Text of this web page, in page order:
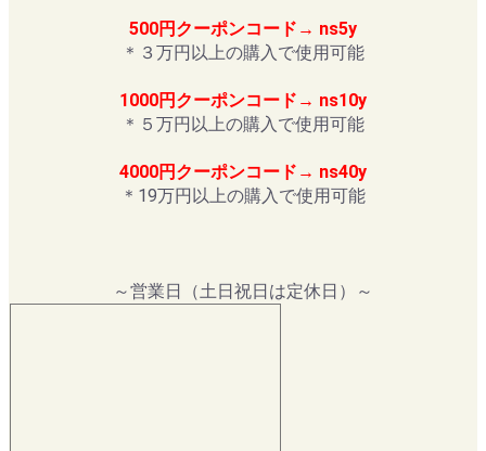
500円クーポンコード→ ns5y
＊３万円以上の購入で使用可能
1000円クーポンコード→ ns10y
＊５万円以上の購入で使用可能
4000円クーポンコード→ ns40y
＊19万円以上の購入で使用可能
～営業日（土日祝日は定休日）～